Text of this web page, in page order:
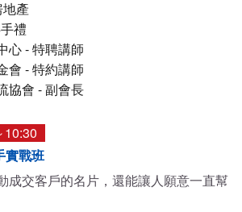
產
禮
心 - 特聘講師
會 - 特約講師
協會 - 副會長
實戰班
成交客戶的名片，還能讓人願意一直幫